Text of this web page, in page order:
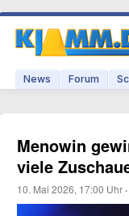
News Forum
Menowin
viele
10. Mai 2026, 17:00 Uhr ·